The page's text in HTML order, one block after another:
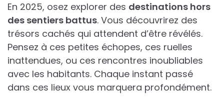
En 2025, osez explorer des destinations hors
des sentiers battus. Vous découvrirez des
trésors cachés qui attendent d’être révélés.
Pensez à ces petites échopes, ces ruelles
inattendues, ou ces rencontres inoubliables
avec les habitants. Chaque instant passé
dans ces lieux vous marquera profondément.